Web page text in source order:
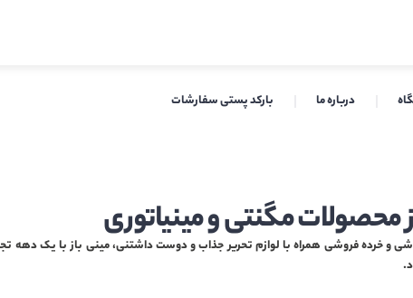
درباره ما
بارکد پستی سفارشات
محصولات مگنتی و مینیاتوری
و خرده فروشی همراه با لوازم تحریر جذاب و دوست داشتنی، مینی باز با یک دهه